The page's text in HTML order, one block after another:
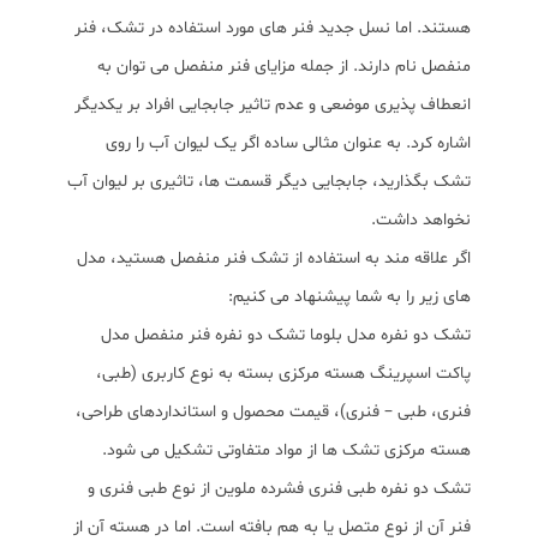
هستند. اما نسل جدید فنر های مورد استفاده در تشک، فنر
منفصل نام دارند. از جمله مزایای فنر منفصل می توان به
انعطاف پذیری موضعی و عدم تاثیر جابجایی افراد بر یکدیگر
اشاره کرد. به عنوان مثالی ساده اگر یک لیوان آب را روی
تشک بگذارید، جابجایی دیگر قسمت ها، تاثیری بر لیوان آب
نخواهد داشت.
اگر علاقه مند به استفاده از تشک فنر منفصل هستید، مدل
های زیر را به شما پیشنهاد می کنیم:
تشک دو نفره مدل بلوما تشک دو نفره فنر منفصل مدل
پاکت اسپرینگ هسته مرکزی بسته به نوع کاربری (طبی،
فنری، طبی – فنری)، قیمت محصول و استانداردهای طراحی،
هسته مرکزی تشک ها از مواد متفاوتی تشکیل می شود.
تشک دو نفره طبی فنری فشرده ملوین از نوع طبی فنری و
فنر آن از نوع متصل یا به هم بافته است. اما در هسته آن از